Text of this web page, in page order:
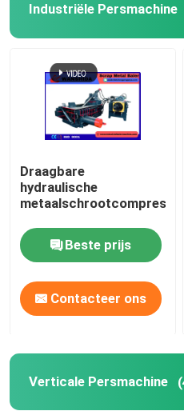
Industriële Persmachine
Draagbare
hydraulische
metaalschrootcompressor
Beste prijs
Contacteer ons
Verticale Persmachine